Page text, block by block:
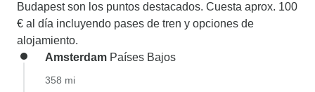
Budapest son los puntos destacados. Cuesta aprox. 100
€ al día incluyendo pases de tren y opciones de
alojamiento.
Amsterdam Países Bajos
358 mi